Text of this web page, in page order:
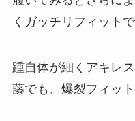
くガッチリフィットで
踵自体が細くアキレ
藤でも、爆裂フィッ